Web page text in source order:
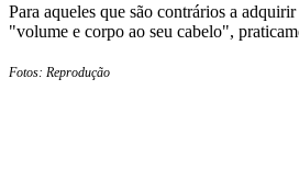
Para aqueles que são contrários a
"volume e corpo ao seu cabelo",
Fotos: Reprodução